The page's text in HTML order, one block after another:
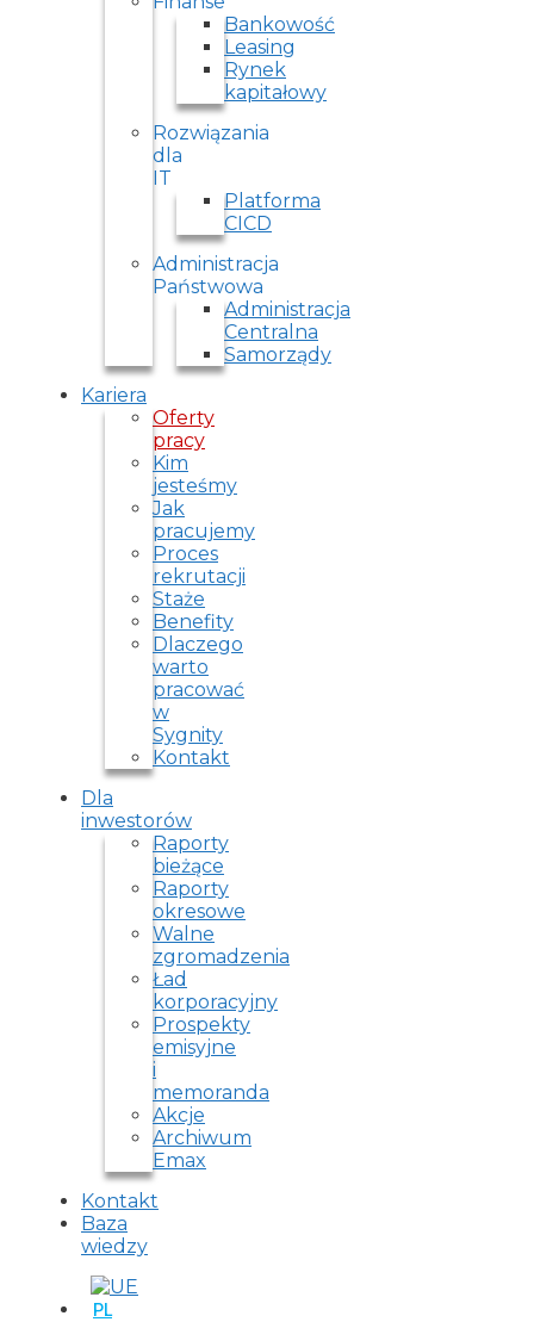
Bankowość
Leasing
Rynek
kapitałowy
Rozwiązania
dla
IT
Platforma
CICD
Administracja
Państwowa
Administracja
Centralna
Samorządy
Kariera
Oferty
pracy
Kim
jesteśmy
Jak
pracujemy
Proces
rekrutacji
Staże
Benefity
Dlaczego
warto
pracować
w
Sygnity
Kontakt
Dla
inwestorów
Raporty
bieżące
Raporty
okresowe
Walne
zgromadzenia
Ład
korporacyjny
Prospekty
emisyjne
i
memoranda
Akcje
Archiwum
Emax
Kontakt
Baza
wiedzy
PL